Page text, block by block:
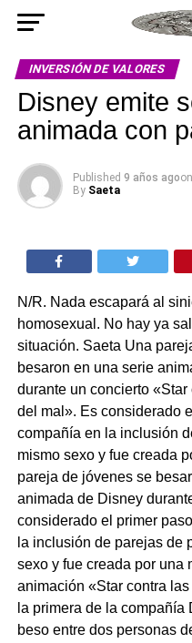
INVERSIÓN DE VALORES
Disney emite
animada con
Published 9 años agoon
By Saeta
N/R. Nada escapará al
homosexual. No hay ya
situación. Saeta Una
besaron en una serie
durante un concierto
del mal». Es considerado
compañía en la inclusión
mismo sexo y fue creada
pareja de jóvenes se
animada de Disney
considerado el primer
la inclusión de parejas de
sexo y fue creada por una
animación «Star contra
la primera de la compañía
beso entre dos personas